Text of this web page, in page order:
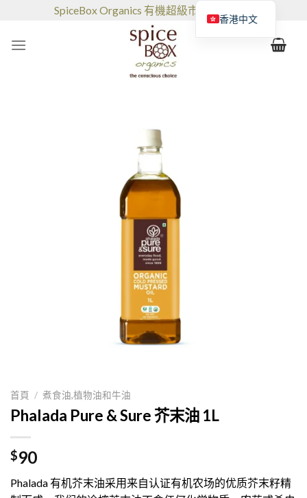
SpiceBox Organics 有機超級市場和咖啡館
首頁 / 煮食油,植物油和牛油
Phalada Pure & Sure 芥末油 1L
$90
Phalada 有机芥末油采用来自认证有机农场的优质芥末籽精
香港中文